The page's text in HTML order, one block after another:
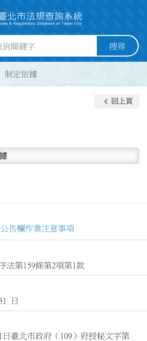
欄位 搜尋
制定依據
keyboard_arrow_left 回上頁
告欄作業注意事項
法第159條第2項第1款
日
日臺北市政府（109）府授秘文字第